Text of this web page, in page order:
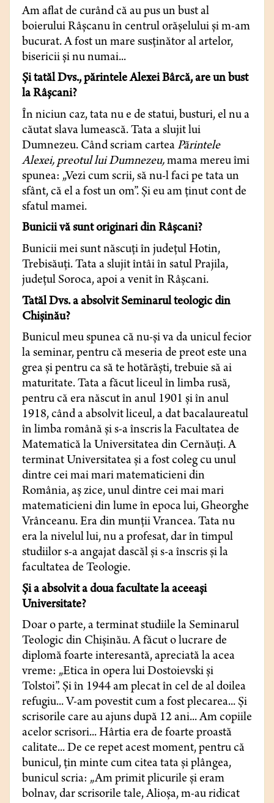
Am aflat de curând că au pus un bust al
boierului Râşcanu în centrul orăşelului şi m-am
bucurat. A fost un mare susţinător al artelor,
bisericii şi nu numai...
Şi tatăl Dvs., părintele Alexei Bârcă, are un bust
la Râşcani?
În niciun caz, tata nu e de statui, busturi, el nu a
căutat slava lumească. Tata a slujit lui
Dumnezeu. Când scriam cartea Părintele
Alexei, preotul lui Dumnezeu,mama mereu îmi
spunea: „Vezi cum scrii, să nu-l faci pe tata un
sfânt, că el a fost un om”. Şi eu am ţinut cont de
sfatul mamei.
Bunicii vă sunt originari din Râşcani?
Bunicii mei sunt născuţi în judeţul Hotin,
Trebisăuţi. Tata a slujit întâi în satul Prajila,
judeţul Soroca, apoi a venit în Râşcani.
Tatăl Dvs. a absolvit Seminarul teologic din
Chişinău?
Bunicul meu spunea că nu-şi va da unicul fecior
la seminar, pentru că meseria de preot este una
grea şi pentru ca să te hotărăşti, trebuie să ai
maturitate. Tata a făcut liceul în limba rusă,
pentru că era născut în anul 1901 şi în anul
1918, când a absolvit liceul, a dat bacalaureatul
în limba română şi s-a înscris la Facultatea de
Matematică la Universitatea din Cernăuţi. A
terminat Universitatea şi a fost coleg cu unul
dintre cei mai mari matematicieni din
România, aş zice, unul dintre cei mai mari
matematicieni din lume în epoca lui, Gheorghe
Vrânceanu. Era din munţii Vrancea. Tata nu
era la nivelul lui, nu a profesat, dar în timpul
studiilor s-a angajat dascăl şi s-a înscris şi la
facultatea de Teologie.
Şi a absolvit a doua facultate la aceeaşi
Universitate?
Doar o parte, a terminat studiile la Seminarul
Teologic din Chişinău. A făcut o lucrare de
diplomă foarte interesantă, apreciată la acea
vreme: „Etica în opera lui Dostoievski şi
Tolstoi”. Şi în 1944 am plecat în cel de al doilea
refugiu... V-am povestit cum a fost plecarea... Şi
scrisorile care au ajuns după 12 ani... Am copiile
acelor scrisori... Hârtia era de foarte proastă
calitate... De ce repet acest moment, pentru că
bunicul, ţin minte cum citea tata şi plângea,
bunicul scria: „Am primit plicurile şi eram
bolnav, dar scrisorile tale, Alioşa, m-au ridicat